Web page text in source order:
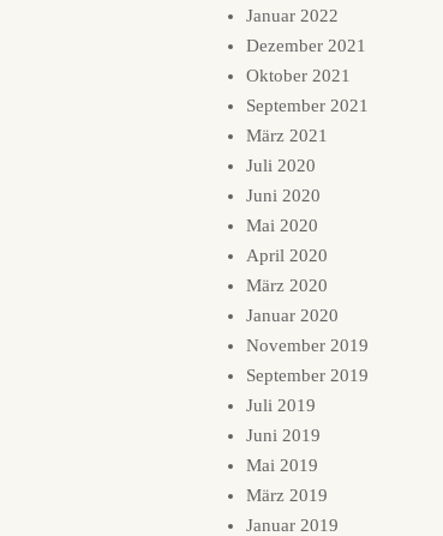
Januar 2022
Dezember 2021
Oktober 2021
September 2021
März 2021
Juli 2020
Juni 2020
Mai 2020
April 2020
März 2020
Januar 2020
November 2019
September 2019
Juli 2019
Juni 2019
Mai 2019
März 2019
Januar 2019